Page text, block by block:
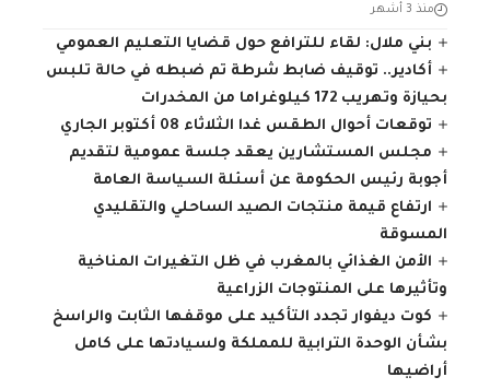
منذ 3 أشهر
بني ملال: لقاء للترافع حول قضايا التعليم العمومي
أكادير.. توقيف ضابط شرطة تم ضبطه في حالة تلبس
بحيازة وتهريب 172 كيلوغراما من المخدرات
توقعات أحوال الطقس غدا الثلاثاء 08 أكتوبر الجاري
مجلس المستشارين يعقد جلسة عمومية لتقديم
أجوبة رئيس الحكومة عن أسئلة السياسة العامة
ارتفاع قيمة منتجات الصيد الساحلي والتقليدي
المسوقة
الأمن الغذائي بالمغرب في ظل التغيرات المناخية
وتأثيرها على المنتوجات الزراعية
كوت ديفوار تجدد التأكيد على موقفها الثابت والراسخ
بشأن الوحدة الترابية للمملكة ولسيادتها على كامل
أراضيها